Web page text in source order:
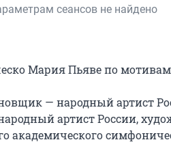
сеансов не найдено
Мария Пьяве по
— народный артист
артист России,
академического